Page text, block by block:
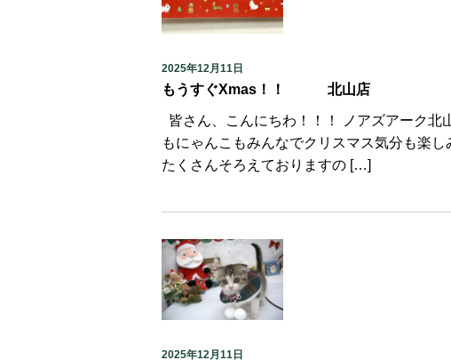
2025年12月11日
もうすぐXmas！！ 北山店
皆さん、こんにちわ！！！ ノアズアーク北
もにゃんこもみんなでクリスマス気分も楽
たくさんそろえておりますの […]
2025年12月11日